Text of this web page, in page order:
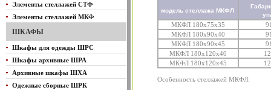
Элементы стеллажей СТФ
Элементы стеллажей МКФ
ШКАФЫ
Шкафы для одежды ШРС
Шкафы архивные ШРА
Архивные шкафы ШХА
Одежные сборные ШРК
модель стеллажа МКФЛ
МКФЛ 180x75x35
МКФЛ 180x90x40
МКФЛ 180x90x45
МКФЛ 180x120x40
МКФЛ 180x120x45
Особенность стеллажей МКФЛ: